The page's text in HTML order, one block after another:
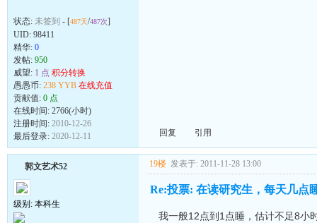
状态: 未签到 - [487天/487次]
UID: 98411
精华: 0
发帖: 950
威望: 1 点 积分转换
愚愚币: 238 YYB 在线充值
贡献值: 0 点
在线时间: 2766(小时)
注册时间: 2010-12-26
最后登录: 2020-12-11 回复 引用
郭文艺术52
级别: 本科生
19楼 发表于: 2011-11-28 13:00
Re:投票: 在读研究生，每天几点
我一般12点到1点睡，估计不足8小